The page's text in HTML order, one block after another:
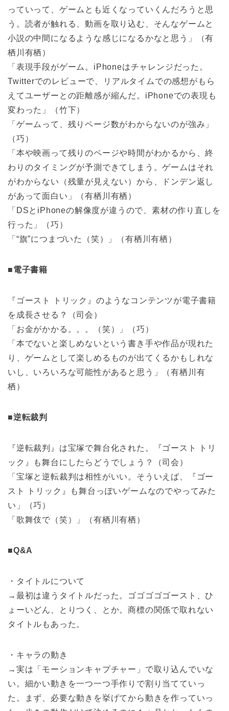
っていって、ゲームとも近くなっていくんだろうと思
う。読者が触れる、動画を取り込む、そんなゲームと
小説の中間になるような感じになるかなと思う」（有
栖川有栖）
「表現手段がゲーム。iPhoneはチャレンジだった。
Twitterでのレビューで、リアルタイムでの感想がもら
えてユーザーとの距離感が縮んだ。iPhoneでの表現も
変わった」（竹下）
「ゲームって、残りページ数がわからないのが強み」
（巧）
「本や映画って残りのページや時間がわかるから、終
わりのタイミングが予測できてしまう。ゲームはそれ
がわからない（残量が見えない）から、ドンデン返し
があって面白い」（有栖川有栖）
「DSとiPhoneの解像度が違うので、素材の作り直しを
行った」（巧）
「“旗”につまづいた（笑）」（有栖川有栖）
■電子書籍
『ゴースト トリック』のようなコンテンツが電子書籍
を成長させる？（司会）
「お金がかかる。。。（笑）」（巧）
「本でないと楽しめないという書き手や作品が現れた
り、ゲームとして楽しめるものが出てくるかもしれな
いし、いろいろな可能性があると思う」（有栖川有
栖）
■逆転裁判
『逆転裁判』は宝塚で舞台化された。『ゴースト トリ
ック』も舞台にしたらどうでしょう？（司会）
「宝塚と逆転裁判は相性がいい。そういえば、『ゴー
スト トリック』も舞台っぽいゲームなのでやってみた
い」（巧）
「歌舞伎で（笑）」（有栖川有栖）
■Q&A
・タイトルについて
→最初は違うタイトルだった。ゴゴゴゴゴースト、ひ
ょーいどん、とりつく、とか。商標の関係で取れない
タイトルもあった。
・キャラの動き
→実は「モーションキャプチャー」で取り込んでいな
い。細かい動きを一つ一つ手作りで割り当てていっ
た。まず、必要な動きを挙げてから動きを作っていっ